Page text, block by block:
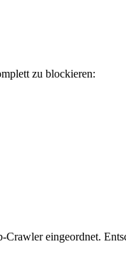
zu blockieren:
eingeordnet.